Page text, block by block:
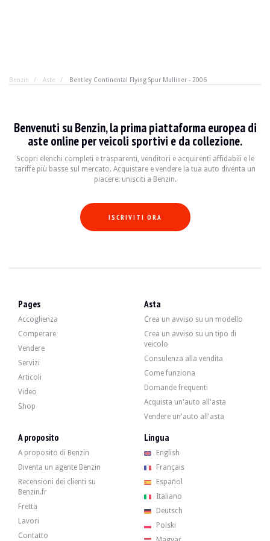
Benzin Aste Bentley Continental Flying Spur Mulliner - 2006
12 cilindri W, 2 turbo, 4 ruote motrici. Basta così? Ma
ANNO
SPOSTAMENTO 6.0 l
560 CV
DOCUMENTO DI IMMATRICOLAZIONE DEL VEICOLO
Video
Descrizione
Questa Bentley Continental Flying Spur del 2006 di origine americana ha
Il venditore dichiara che la radio, il contachilometri e l'illuminazione di
All'esterno, il venditore dichiara che il veicolo è in buone condizioni. La
All'interno, il venditore dichiara che il veicolo è in buone condizioni. Non ci
Benvenuti su Benzin, la prima piattaforma europea di
aste online per veicoli sportivi e da collezione.
Scopri elenchi completi e trasparenti, venditori e acquirenti affidabili e le
tariffe più basse sul mercato. Acquistare e vendere la tua auto diventa un
piacere: unisciti a Benzin.
ISCRIVITI ORA
Pages
Accoglienza
Comperare
Vendere
Servizi
Articoli
Video
Shop
Asta
Crea un avviso su un modello
Crea un avviso su un tipo di
veicolo
Consulenza alla vendita
Come funziona
Domande frequenti
Acquista un'auto all'asta
Vendere un'auto all'asta
A proposito
A proposito di Benzin
Diventa un agente Benzin
Recensioni dei clienti su
Benzin.fr
Fretta
Lavori
Contatto
Lingua
English
Français
Español
Italiano
Deutsch
Polski